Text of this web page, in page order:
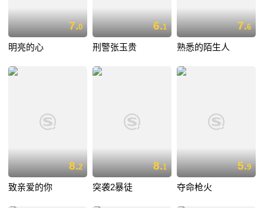
7.0
明亮的心
6.1
刑警张玉贵
7.6
熟悉的陌生人
8.2
致亲爱的你
8.1
突袭2暴徒
5.9
夺命枪火